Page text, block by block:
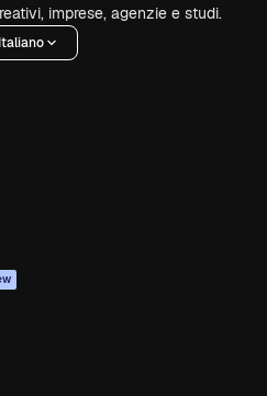
imprese, agenzie e studi.
Italiano